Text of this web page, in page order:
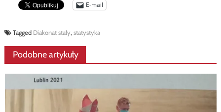
E-mail
Tagged Diakonat stały, statystyka
Podobne artykuły